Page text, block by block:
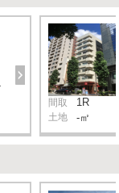
間取 1R
土地 -㎡